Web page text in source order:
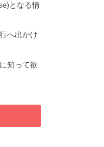
となる情
へ出かけ
知って欲